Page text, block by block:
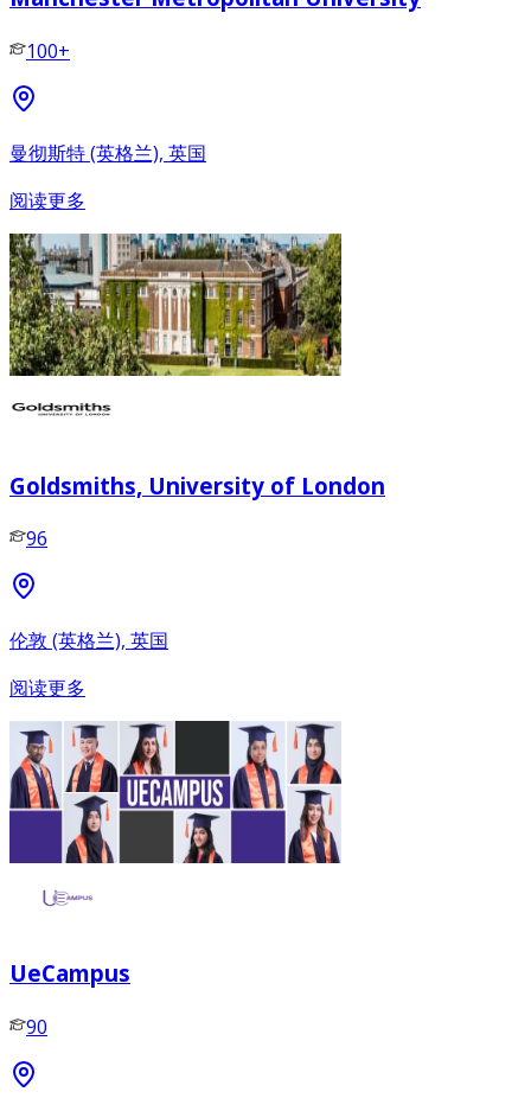
100+
曼彻斯特 (英格兰), 英国
阅读更多
Goldsmiths, University of London
96
伦敦 (英格兰), 英国
阅读更多
UeCampus
90